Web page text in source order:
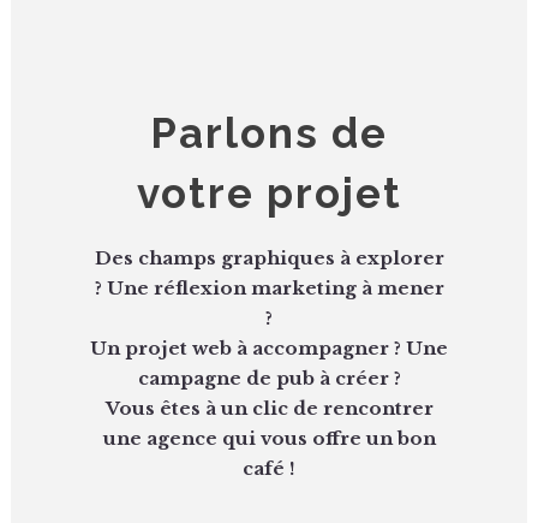
Parlons de
votre projet
Des champs graphiques à explorer
? Une réflexion marketing à mener
?
Un projet web à accompagner ? Une
campagne de pub à créer ?
Vous êtes à un clic de rencontrer
une agence qui vous offre un bon
café !